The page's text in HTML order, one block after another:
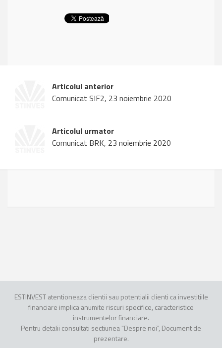
Articolul anterior
Comunicat SIF2, 23 noiembrie 2020
Articolul urmator
Comunicat BRK, 23 noiembrie 2020
ESTINVEST atentioneaza clientii sau potentialii clienti ca investitiile
financiare implica anumite riscuri specifice, caracteristice
instrumentelor financiare.
Pentru detalii consultati sectiunea "Despre noi", Document de
prezentare.